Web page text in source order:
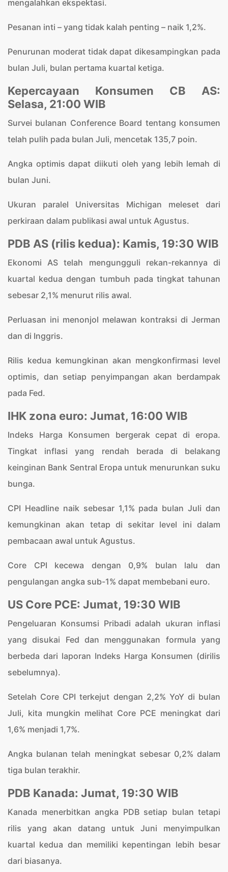
mengalahkan ekspektasi.
Pesanan inti – yang tidak kalah penting – naik 1,2%.
Penurunan moderat tidak dapat dikesampingkan pada
bulan Juli, bulan pertama kuartal ketiga.
Kepercayaan Konsumen CB AS:
Selasa, 21:00 WIB
Survei bulanan Conference Board tentang konsumen
telah pulih pada bulan Juli, mencetak 135,7 poin.
Angka optimis dapat diikuti oleh yang lebih lemah di
bulan Juni.
Ukuran paralel Universitas Michigan meleset dari
perkiraan dalam publikasi awal untuk Agustus.
PDB AS (rilis kedua): Kamis, 19:30 WIB
Ekonomi AS telah mengungguli rekan-rekannya di
kuartal kedua dengan tumbuh pada tingkat tahunan
sebesar 2,1% menurut rilis awal.
Perluasan ini menonjol melawan kontraksi di Jerman
dan di Inggris.
Rilis kedua kemungkinan akan mengkonfirmasi level
optimis, dan setiap penyimpangan akan berdampak
pada Fed.
IHK zona euro: Jumat, 16:00 WIB
Indeks Harga Konsumen bergerak cepat di eropa.
Tingkat inflasi yang rendah berada di belakang
keinginan Bank Sentral Eropa untuk menurunkan suku
bunga.
CPI Headline naik sebesar 1,1% pada bulan Juli dan
kemungkinan akan tetap di sekitar level ini dalam
pembacaan awal untuk Agustus.
Core CPI kecewa dengan 0,9% bulan lalu dan
pengulangan angka sub-1% dapat membebani euro.
US Core PCE: Jumat, 19:30 WIB
Pengeluaran Konsumsi Pribadi adalah ukuran inflasi
yang disukai Fed dan menggunakan formula yang
berbeda dari laporan Indeks Harga Konsumen (dirilis
sebelumnya).
Setelah Core CPI terkejut dengan 2,2% YoY di bulan
Juli, kita mungkin melihat Core PCE meningkat dari
1,6% menjadi 1,7%.
Angka bulanan telah meningkat sebesar 0,2% dalam
tiga bulan terakhir.
PDB Kanada: Jumat, 19:30 WIB
Kanada menerbitkan angka PDB setiap bulan tetapi
rilis yang akan datang untuk Juni menyimpulkan
kuartal kedua dan memiliki kepentingan lebih besar
dari biasanya.